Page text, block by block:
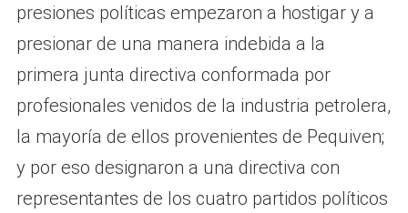
presiones políticas empezaron a hostigar y a
presionar de una manera indebida a la
primera junta directiva conformada por
profesionales venidos de la industria petrolera,
la mayoría de ellos provenientes de Pequiven;
y por eso designaron a una directiva con
representantes de los cuatro partidos políticos